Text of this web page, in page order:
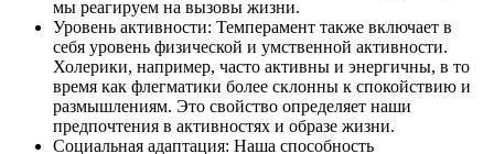
мы реагируем на вызовы жизни.
Уровень активности: Темперамент также включает в
себя уровень физической и умственной активности.
Холерики, например, часто активны и энергичны, в то
время как флегматики более склонны к спокойствию и
размышлениям. Это свойство определяет наши
предпочтения в активностях и образе жизни.
Социальная адаптация: Наша способность